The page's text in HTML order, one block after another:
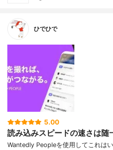
ひでひで
5.00
読み込みスピードの速さは随
Wantedly Peopleを使用してこれは